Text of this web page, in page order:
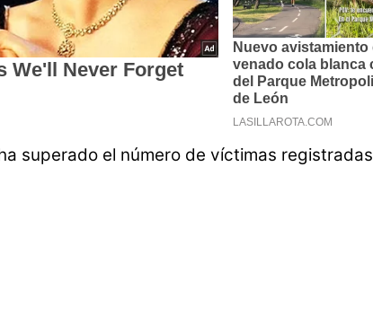
superado el número de víctimas registradas